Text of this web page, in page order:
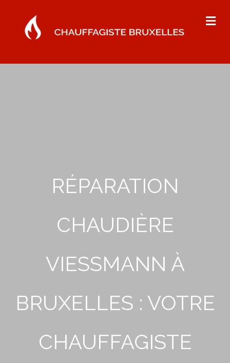
RÉPARATION
CHAUDIÈRE
VIESSMANN À
BRUXELLES : VOTRE
CHAUFFAGISTE